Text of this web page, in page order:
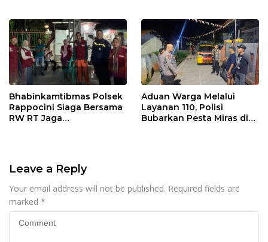
Bhabinkamtibmas Polsek
Rappocini Siaga Bersama
RW RT Jaga
Aduan Warga Melalui
Layanan 110, Polisi
Bubarkan Pesta Miras di
Leave a Reply
Your email address will not be published. Required fields are
marked *